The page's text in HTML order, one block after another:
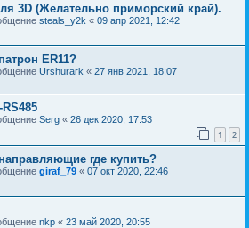
3D (Желательно приморский край).
steals_y2k « 09 апр 2021, 12:42
ER11?
Urshurark « 27 янв 2021, 18:07
Serg « 26 дек 2020, 17:53
1 2
где купить?
giraf_79 « 07 окт 2020, 22:46
nkp « 23 май 2020, 20:55